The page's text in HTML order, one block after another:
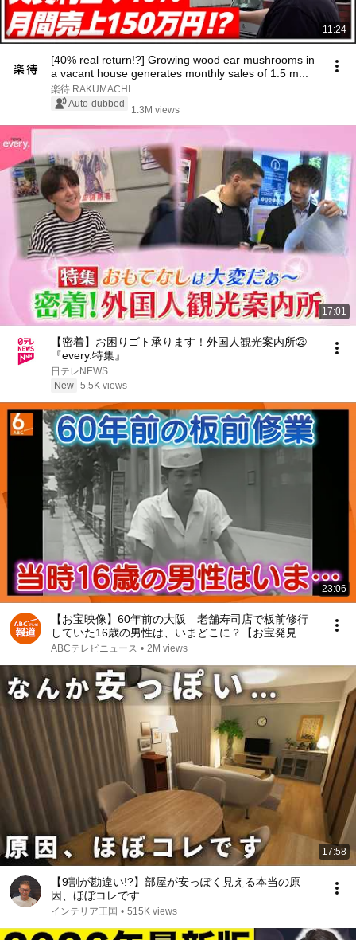
11:24
[40% real return!?] Growing wood ear mushrooms in
a vacant house generates monthly sales of 1.5 m...
楽待 RAKUMACHI
Auto-dubbed
1.3M views
17:01
【密着】お困りゴト承ります！外国人観光案内所㉓
『every.特集』
日テレNEWS
New 5.5K views
23:06
【お宝映像】60年前の大阪 老舗寿司店で板前修行
していた16歳の男性は、いまどこに？【お宝発見！
関西いまむかし】
ABCテレビニュース • 2M views
17:58
【9割が勘違い!?】部屋が安っぽく見える本当の原
因、ほぼコレです
インテリア王国 • 515K views